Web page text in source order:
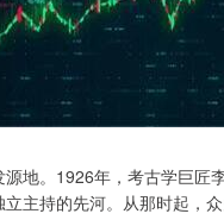
地。1926年，考古学巨
主持的先河。从那时起，
200.89 1.42%